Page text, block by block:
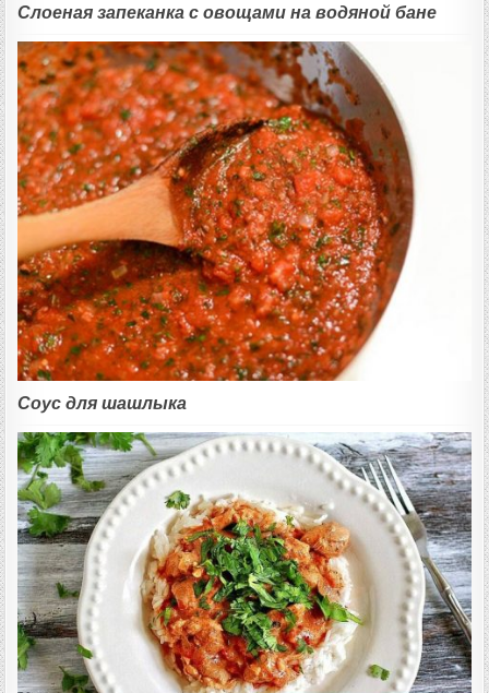
Слоеная запеканка с овощами на водяной бане
Соус для шашлыка